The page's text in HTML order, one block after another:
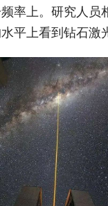
率上。研究人员
平上看到钻石激